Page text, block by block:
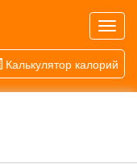
Калькулятор калорий